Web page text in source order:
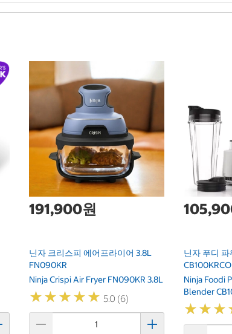
191,900원
닌자 크리스피 에어프라이어 3.8L
FN090KR
Ninja Crispi Air Fryer FN090KR 3.8L
★★★★★
★★★★★ 5.0 (6)
닌자 푸디
CB100KRCO
Ninja Foodi
Blender
★★★
★★★